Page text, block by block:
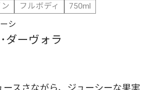
フルボディ
750ml
シ
ダーヴォラ